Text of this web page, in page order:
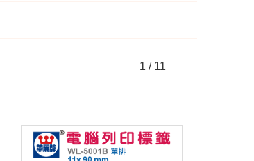
1 / 11